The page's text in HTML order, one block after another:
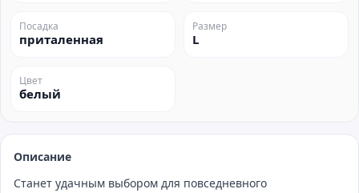
Посадка
приталенная
Размер
L
Цвет
белый
Описание
Станет удачным выбором для повседневного